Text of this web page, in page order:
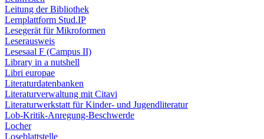
Leitung der Bibliothek
Lernplattform Stud.IP
Lesegerät für Mikroformen
Leserausweis
Lesesaal F (Campus II)
Library in a nutshell
Libri europae
Literaturdatenbanken
Literaturverwaltung mit Citavi
Literaturwerkstatt für Kinder- und Jugendliteratur
Lob-Kritik-Anregung-Beschwerde
Locher
Loseblattstelle